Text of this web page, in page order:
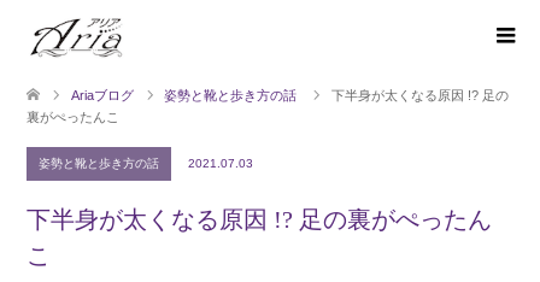
Ariaブログ 姿勢と靴と歩き方の話
下半身が太くなる原因 !? 足の
裏がぺったんこ
姿勢と靴と歩き方の話 2021.07.03
下半身が太くなる原因 !? 足の裏がぺったん
こ